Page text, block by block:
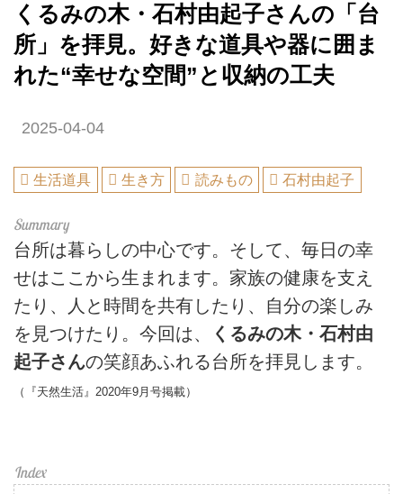
くるみの木・石村由起子さんの「台
所」を拝見。好きな道具や器に囲ま
れた“幸せな空間”と収納の工夫
2025-04-04
生活道具 生き方 読みもの 石村由起子
台所は暮らしの中心です。そして、毎日の幸
せはここから生まれます。家族の健康を支え
たり、人と時間を共有したり、自分の楽しみ
を見つけたり。今回は、
くるみの木・石村由
起子さんの笑顔あふれる台所を拝見します。
（『天然生活』2020年9月号掲載）